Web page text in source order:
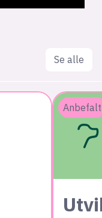
Se alle
Anbefalt